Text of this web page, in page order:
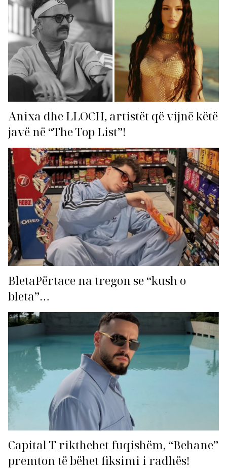
Anixa dhe LLOCH, artistët që vijnë këtë
javë në “The Top List”!
BletaPërtace na tregon se “kush o
bleta”…
Capital T rikthehet fuqishëm, “Behane”
premton të bëhet fiksimi i radhës!